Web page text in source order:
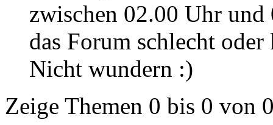
zwischen 02.00 Uhr
das Forum schlecht
Nicht wundern :)
Zeige Themen 0 bis 0 von